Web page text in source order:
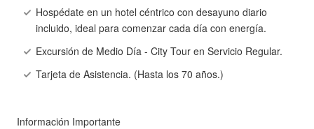
Hospédate en un hotel céntrico con desayuno diario
incluido, ideal para comenzar cada día con energía.
Excursión de Medio Día - City Tour en Servicio Regular.
Tarjeta de Asistencia. (Hasta los 70 años.)
Información Importante